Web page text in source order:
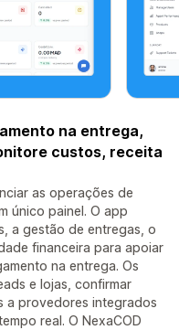
na entrega,
custos, receita
as operações de
único painel. O app
a gestão de entregas, o
financeira para apoiar
na entrega. Os
e lojas, confirmar
a provedores integrados
real. O NexaCOD